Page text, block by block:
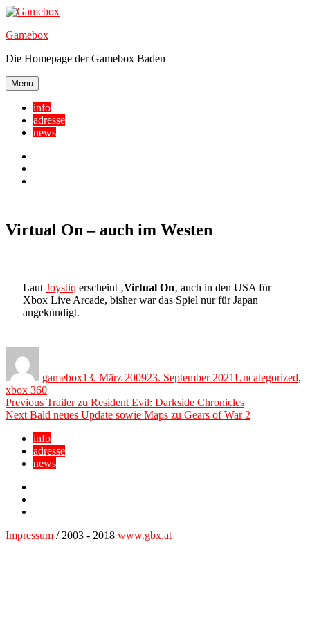
Skip
content
Gamebox
Die Homepage der Gamebox Baden
Menu
info
adresse
news
Virtual On – auch im Westen
Laut Joystiq erscheint ‚Virtual On‚ auch in den USA für
Xbox Live Arcade, bisher war das Spiel nur für Japan
angekündigt.
gamebox13. März 200923. September 2021Uncategorized,
xbox 360
Beitragsnavigation
Previous Previous
post:
Trailer zu Resident Evil: Darkside Chronicles
Next Next
Bald neues Update sowie Maps zu Gears of War 2
info
adresse
news
Impressum / 2003 - 2018 www.gbx.at